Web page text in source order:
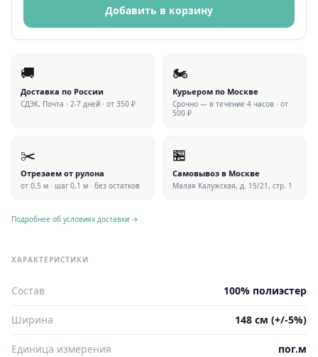
Добавить в корзину
🚚
Доставка по России
СДЭК, Почта · 2-7 дней · от 350 ₽
🏍
Курьером по Москве
Срочно — в течение 4 часов · от
500 ₽
✂️
Отрезаем от рулона
от 0,5 м · шаг 0,1 м · без остатков
🏪
Самовывоз в Москве
Малая Калужская, д. 15/21, стр. 1
Подробнее об условиях доставки →
ХАРАКТЕРИСТИКИ
Состав 100% полиэстер
Ширина 148 см (+/-5%)
Единица измерения пог.м